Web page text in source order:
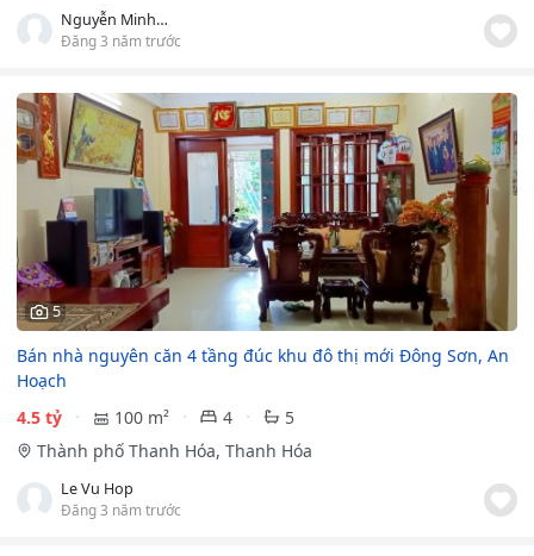
Nguyễn Minh Trường
Đăng 3 năm trước
5
Bán nhà nguyên căn 4 tầng đúc khu đô thị mới Đông Sơn, An
Hoạch
4.5 tỷ
100 m² 4
5
Thành phố Thanh Hóa, Thanh Hóa
Le Vu Hop
Đăng 3 năm trước